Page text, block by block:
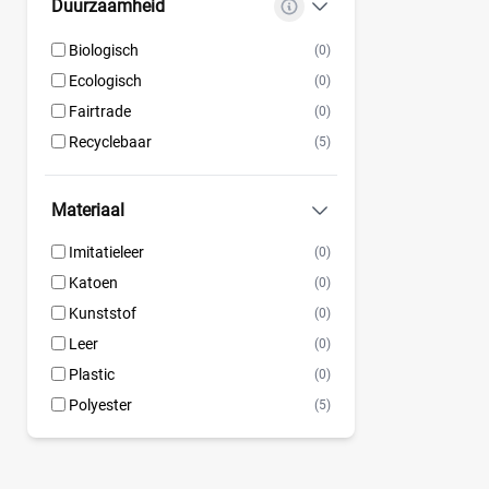
Moon™ KaryMe (2)
Mozzbags (17)
Muifa (1)
Mutsy (31)
Name it (1)
Nijntje (1)
Nobodinoz (25)
Noppies (4)
Nuna (2)
Nuuroo (1)
PABOBO luiertas (1)
Duurzaamheid
Biologisch (0)
Ecologisch (0)
Fairtrade (0)
Recyclebaar (5)
Materiaal
Imitatieleer (0)
Katoen (0)
Kunststof (0)
Leer (0)
Plastic (0)
Polyester (5)